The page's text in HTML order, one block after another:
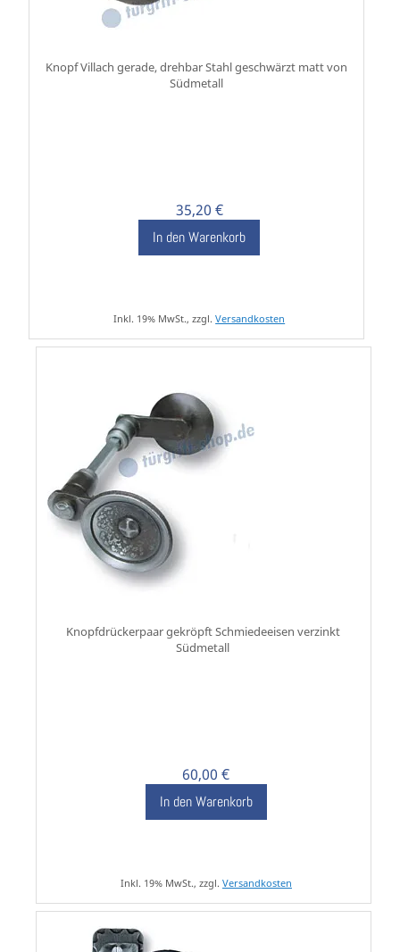
Knopf Villach gerade, drehbar Stahl geschwärzt matt von
Südmetall
35,20 €
In den Warenkorb
Inkl. 19% MwSt., zzgl.Versandkosten
Knopfdrückerpaar gekröpft Schmiedeeisen verzinkt
Südmetall
60,00 €
In den Warenkorb
Inkl. 19% MwSt., zzgl. Versandkosten